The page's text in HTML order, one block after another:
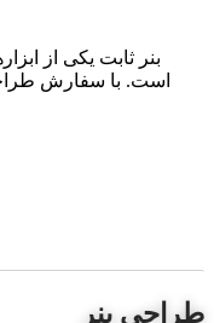
بنر ثابت یکی از
است. با سفارش
طراحی بنر